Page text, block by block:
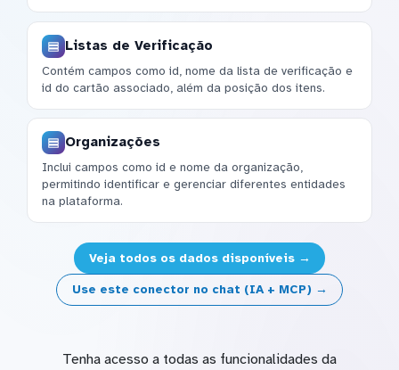
Listas de Verificação
Contém campos como id, nome da lista de verificação e
id do cartão associado, além da posição dos itens.
Organizações
Inclui campos como id e nome da organização,
permitindo identificar e gerenciar diferentes entidades
na plataforma.
Veja todos os dados disponíveis →
Use este conector no chat (IA + MCP) →
Tenha acesso a todas as funcionalidades da